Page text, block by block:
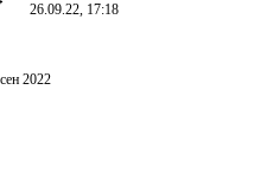
26.09.22, 17:18
2022